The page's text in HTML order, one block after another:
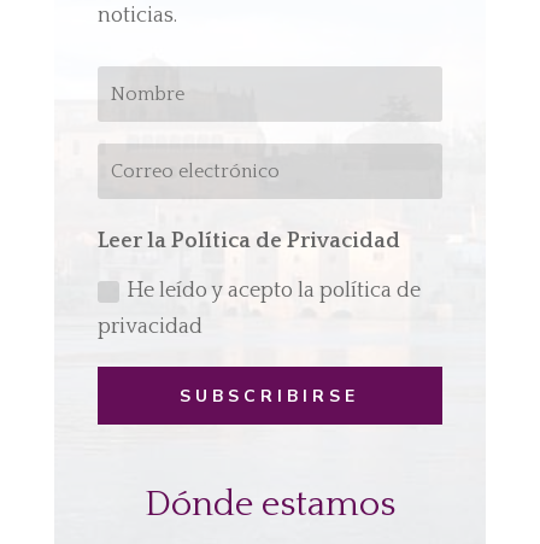
noticias.
Leer la Política de Privacidad
He leído y acepto la política de
privacidad
SUBSCRIBIRSE
Dónde estamos